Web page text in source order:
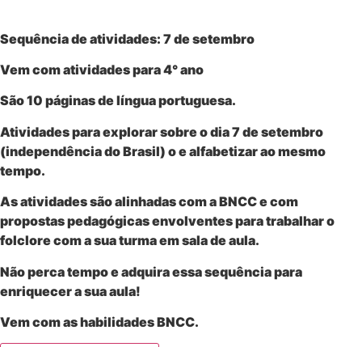
Sequência de atividades: 7 de setembro
Vem com atividades para 4° ano
São 10 páginas de língua portuguesa.
Atividades para explorar sobre o dia 7 de setembro
(independência do Brasil) o e alfabetizar ao mesmo
tempo.
As atividades são alinhadas com a BNCC e com
propostas pedagógicas envolventes para trabalhar o
folclore com a sua turma em sala de aula.
Não perca tempo e adquira essa sequência para
enriquecer a sua aula!
Vem com as habilidades BNCC.